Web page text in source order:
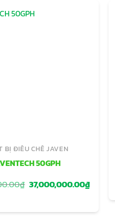
BỊ ĐIỀU CHẾ JAVEN
50GPH
₫ Giá
gốc
39,000,000.00₫.
37,000,000.00₫Giá
hiện
là: